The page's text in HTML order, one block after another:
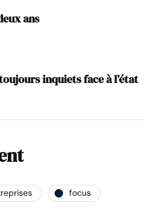
ans
inquiets face à l’état
focus